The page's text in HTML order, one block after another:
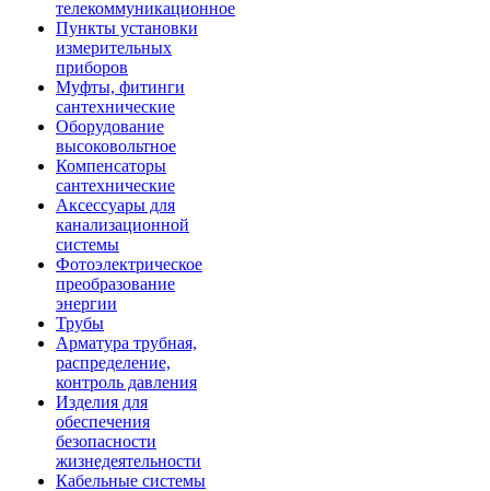
телекоммуникационное
Пункты установки
измерительных
приборов
Муфты, фитинги
сантехнические
Оборудование
высоковольтное
Компенсаторы
сантехнические
Аксессуары для
канализационной
системы
Фотоэлектрическое
преобразование
энергии
Трубы
Арматура трубная,
распределение,
контроль давления
Изделия для
обеспечения
безопасности
жизнедеятельности
Кабельные системы